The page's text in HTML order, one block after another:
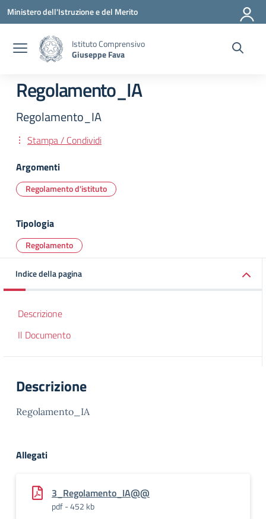
Vai ai contenuti
Vai al menu di navigazione
Vai al footer
Ministero dell'Istruzione e del Merito
Istituto Comprensivo
Giuseppe Fava
Regolamento_IA
Regolamento_IA
Stampa / Condividi
Argomenti
Regolamento d'istituto
Tipologia
Regolamento
Indice della pagina
Descrizione
Il Documento
Descrizione
Regolamento_IA
Allegati
3_Regolamento_IA@@
pdf - 452 kb